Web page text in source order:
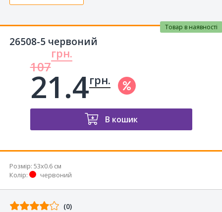
26508-5 червоний
Товар в наявності
107
грн.
21.4грн.
В кошик
Розмір: 53x0.6 см
Колір: червоний
Відгуків
(0)